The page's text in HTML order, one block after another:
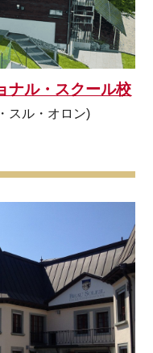
ナル・スクール校
スル・オロン)